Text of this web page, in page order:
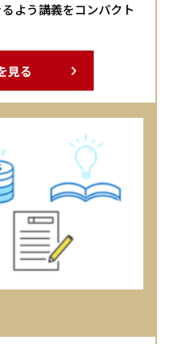
よう講義をコンパクト
見る